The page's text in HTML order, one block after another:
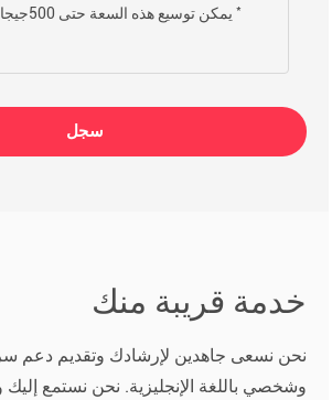
*
يمكن
سجل
خدمة قريبة منك
نحن نسعى جاهدين لإرشادك وتقديم دعم
وشخصي باللغة الإنجليزية. نحن نستمع